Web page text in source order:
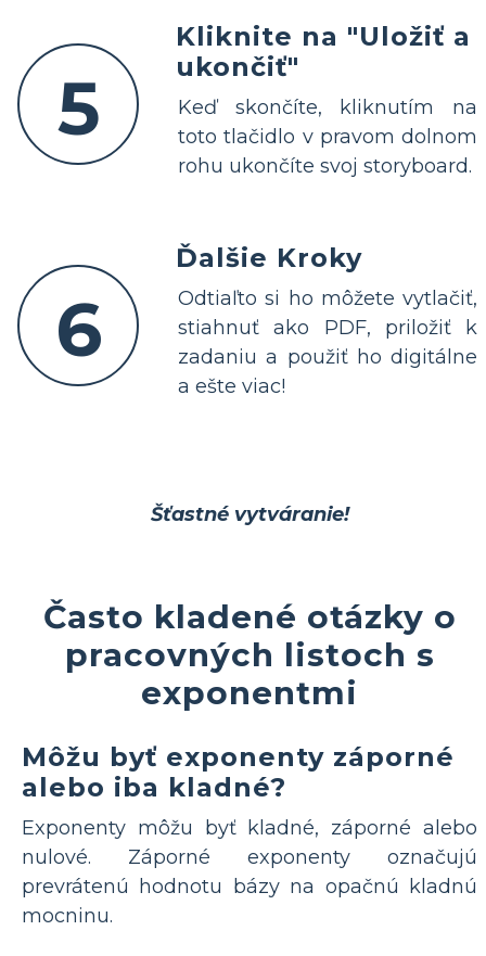
5
Kliknite na "Uložiť a
ukončiť"
Keď skončíte, kliknutím na
toto tlačidlo v pravom dolnom
rohu ukončíte svoj storyboard.
6
Ďalšie Kroky
Odtiaľto si ho môžete vytlačiť,
stiahnuť ako PDF, priložiť k
zadaniu a použiť ho digitálne
a ešte viac!
Šťastné vytváranie!
Často kladené otázky o
pracovných listoch s
exponentmi
Môžu byť exponenty záporné
alebo iba kladné?
Exponenty môžu byť kladné, záporné alebo
nulové. Záporné exponenty označujú
prevrátenú hodnotu bázy na opačnú kladnú
mocninu.